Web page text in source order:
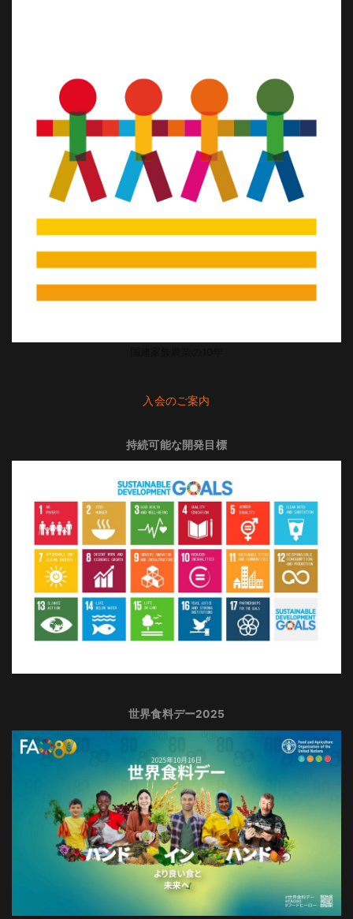
入会のご案内
持続可能な開発目標
世界食料デー2025